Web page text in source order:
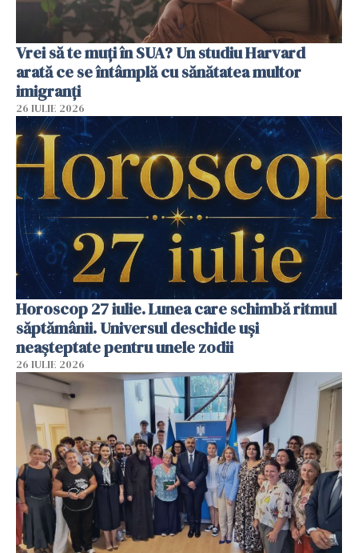
Vrei să te muți în SUA? Un studiu Harvard
arată ce se întâmplă cu sănătatea multor
imigranți
26 IULIE 2026
Horoscop 27 iulie. Lunea care schimbă ritmul
săptămânii. Universul deschide uși
neașteptate pentru unele zodii
26 IULIE 2026